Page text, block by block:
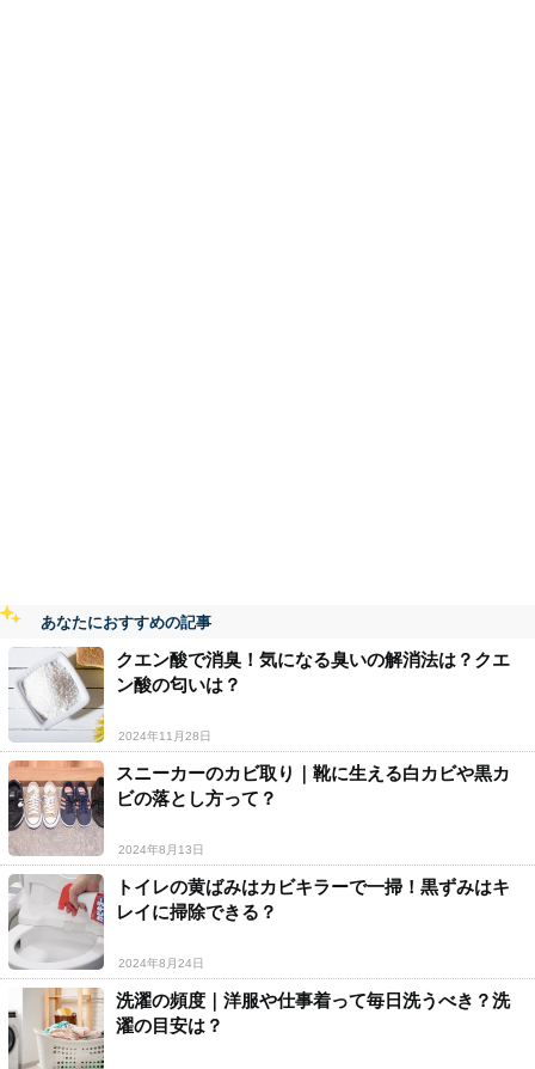
あなたにおすすめの記事
クエン酸で消臭！気になる臭いの解消法は？クエ
ン酸の匂いは？
2024年11月28日
スニーカーのカビ取り｜靴に生える白カビや黒カ
ビの落とし方って？
2024年8月13日
トイレの黄ばみはカビキラーで一掃！黒ずみはキ
レイに掃除できる？
2024年8月24日
洗濯の頻度｜洋服や仕事着って毎日洗うべき？洗
濯の目安は？